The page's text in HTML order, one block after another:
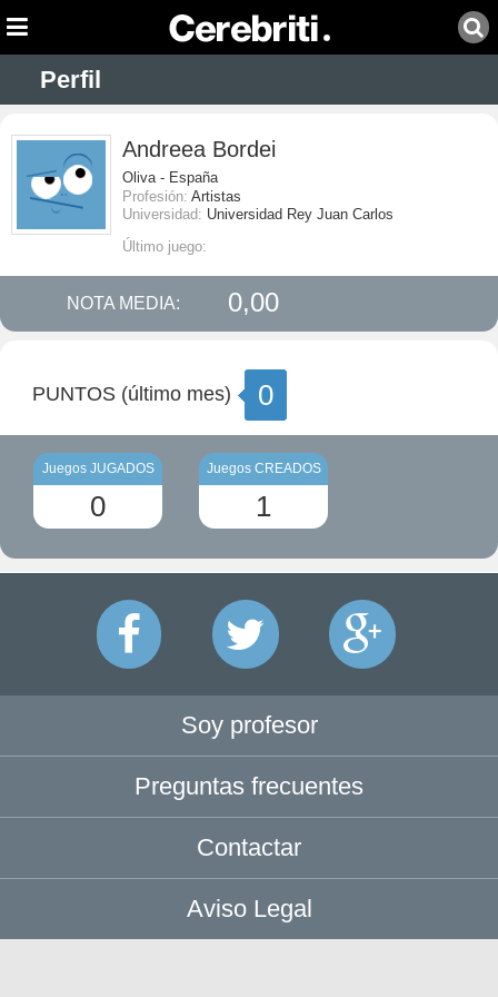
Perfil
Andreea Bordei
Oliva - España
Profesión: Artistas
Universidad: Universidad Rey Juan Carlos
Último juego:
NOTA MEDIA: 0,00
PUNTOS (último mes) 0
Juegos JUGADOS
0
Juegos CREADOS
1
Soy profesor
Preguntas frecuentes
Contactar
Aviso Legal